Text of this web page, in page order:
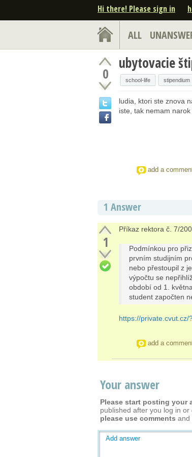
Hi there! Please sign in
ALL
0
ubytovacie
school-life stipendium
ludia, ktori ste znova
iste, tak nemam
add a
1 Answer
1
Příkaz rektora č. 7/
Podmínkou pro
prvním studijním
nebo přestoupil z
výpočtu se
období od 1.
student započten
https://private.cvut.cz/
add a
Your answer
Please start posting your
published after you log in
please use comments and
Add answer